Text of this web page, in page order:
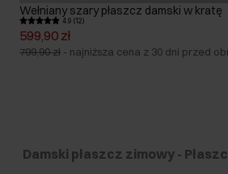
Wełniany szary płaszcz damski w kratę
4.9 (12)
599,90 zł
799,90 zł - najniższa cena z 30 dni przed
Damski płaszcz zimowy -